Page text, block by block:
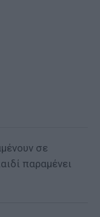
σε
παραμένει